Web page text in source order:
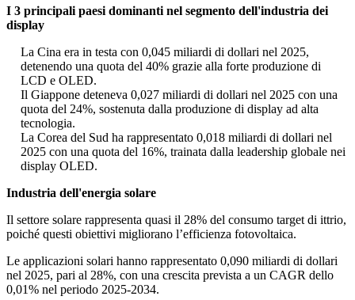
I 3 principali paesi dominanti nel segmento dell'industria dei
display
La Cina era in testa con 0,045 miliardi di dollari nel 2025,
detenendo una quota del 40% grazie alla forte produzione di
LCD e OLED.
Il Giappone deteneva 0,027 miliardi di dollari nel 2025 con una
quota del 24%, sostenuta dalla produzione di display ad alta
tecnologia.
La Corea del Sud ha rappresentato 0,018 miliardi di dollari nel
2025 con una quota del 16%, trainata dalla leadership globale nei
display OLED.
Industria dell'energia solare
Il settore solare rappresenta quasi il 28% del consumo target di ittrio,
poiché questi obiettivi migliorano l’efficienza fotovoltaica.
Le applicazioni solari hanno rappresentato 0,090 miliardi di dollari
nel 2025, pari al 28%, con una crescita prevista a un CAGR dello
0,01% nel periodo 2025-2034.